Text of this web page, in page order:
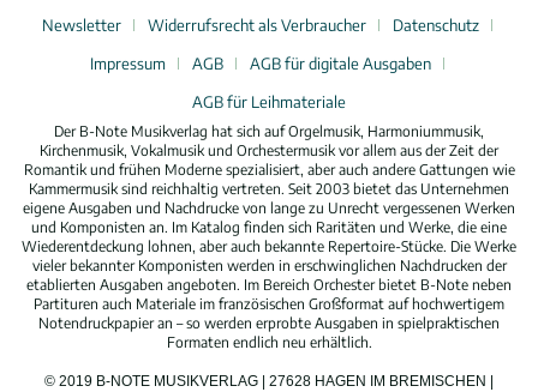
Newsletter
Widerrufsrecht als Verbraucher
Datenschutz
Impressum
AGB
AGB für digitale Ausgaben
AGB für Leihmateriale
Der B-Note Musikverlag hat sich auf Orgelmusik, Harmoniummusik,
Kirchenmusik, Vokalmusik und Orchestermusik vor allem aus der Zeit der
Romantik und frühen Moderne spezialisiert, aber auch andere Gattungen wie
Kammermusik sind reichhaltig vertreten. Seit 2003 bietet das Unternehmen
eigene Ausgaben und Nachdrucke von lange zu Unrecht vergessenen Werken
und Komponisten an. Im Katalog finden sich Raritäten und Werke, die eine
Wiederentdeckung lohnen, aber auch bekannte Repertoire-Stücke. Die Werke
vieler bekannter Komponisten werden in erschwinglichen Nachdrucken der
etablierten Ausgaben angeboten. Im Bereich Orchester bietet B-Note neben
Partituren auch Materiale im französischen Großformat auf hochwertigem
Notendruckpapier an – so werden erprobte Ausgaben in spielpraktischen
Formaten endlich neu erhältlich.
© 2019 B-NOTE MUSIKVERLAG | 27628 HAGEN IM BREMISCHEN |